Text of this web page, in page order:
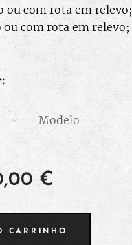
ou com rota em relevo;
ou com rota em relevo;
Modelo
€
CARRINHO